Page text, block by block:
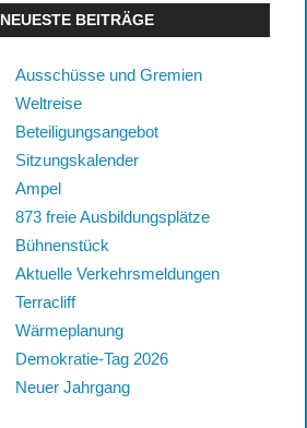
NEUESTE BEITRÄGE
Ausschüsse und Gremien
Weltreise
Beteiligungsangebot
Sitzungskalender
Ampel
873 freie Ausbildungsplätze
Bühnenstück
Aktuelle Verkehrsmeldungen
Terracliff
Wärmeplanung
Demokratie-Tag 2026
Neuer Jahrgang